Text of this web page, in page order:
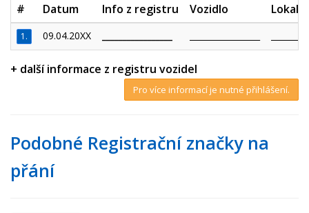
# Datum Info z registru Vozidlo
1. 09.04.20XX
+ další informace z registru vozidel
Pro více informací je nutné přihlášení.
Podobné Registrační značky na
přání